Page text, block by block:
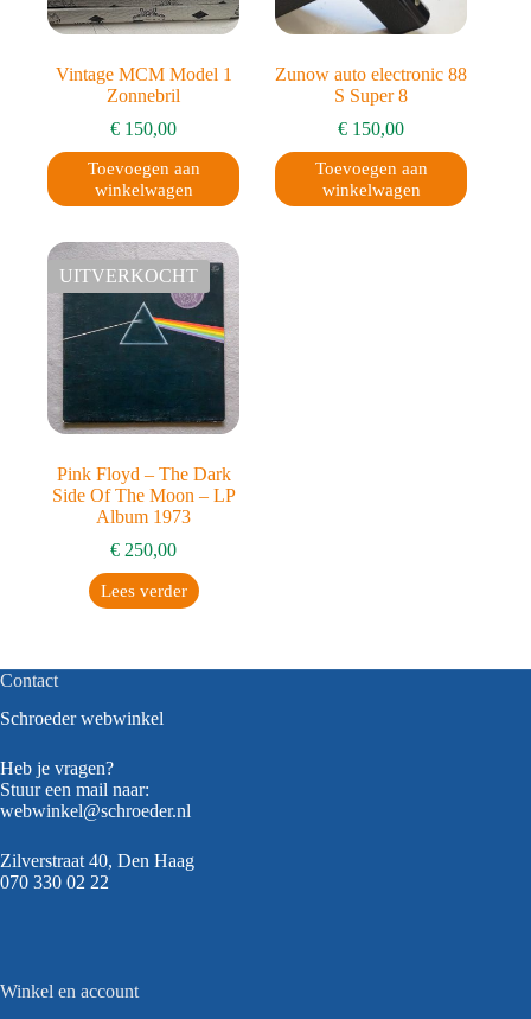
Meubels(1)
Loosduinsekade 156 (0)
Theresiastraat 292 (2)
Torenstraat 2(0)
Westduinweg 196 (1)
(0)
Vintage MCM Model 1
Zonnebril
€ 150,00
Toevoegen aan
winkelwagen
Zunow auto electronic 88
S Super 8
€ 150,00
Toevoegen aan
winkelwagen
UITVERKOCHT
Pink Floyd – The Dark
Side Of The Moon – LP
Album 1973
€ 250,00
Lees verder
Contact
Schroeder webwinkel
Heb je vragen?
Stuur een mail naar:
webwinkel@schroeder.nl
Zilverstraat 40, Den Haag
070 330 02 22
Winkel en account